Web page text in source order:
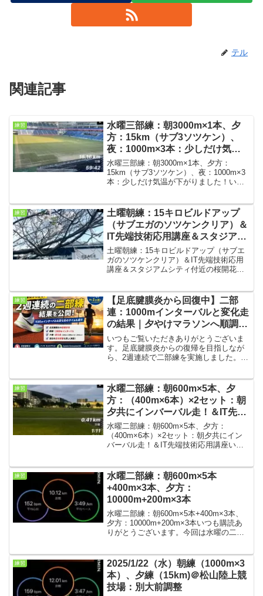
テル
関連記事
練習
水曜三部練：朝3000m×1本、夕
方：15km（サブ3ソツケン）、
夜：1000m×3本：少しだけ気温
が下がりました！
水曜三部練：朝3000m×1本、夕方：
15km（サブ3ソツケン）、夜：1000m×3
本：少しだけ気温が下がりました！いつ
練習会を連チャン。10月に入っても日中
はまだま...
練習
土曜朝練：15キロビルドアップ
（サブエガのソツケンクリア）＆
IT先端技術応用講座＆スタジアム
シティ付近の桜開花🌸
土曜朝練：15キロビルドアップ（サブエ
ガのソツケンクリア）＆IT先端技術応用
講座＆スタジアムシティ付近の桜開花🌸
ロだったのでサブエガのソツケンをして
クリアしました。朝...
練習
【足底腱膜炎から回復中】二部
連：1000mインターバルと変化走
の結果｜夕やけマラソンへ順調に
回復中
いつもご覧いただきありがとうございま
す。足底腱膜炎からの復帰を目指しなが
ら、2週連続で二部練を実施しました。今
メニューの内容翌日の足の状態について
紹介します。同じよ...
練習
水曜二部練：朝600m×5本、夕
方：（400m×6本）×2セット：朝
夕共にインバーバル走！＆IT先端
技術応用講座
水曜二部練：朝600m×5本、夕方：
（400m×6本）×2セット：朝夕共にイン
バーバル走！＆IT先端技術応用講座いつ
は曇り。若干、気温は下がってきたよう
な。朝練条件・気...
練習
水曜二部練：朝600m×5本
+400m×3本、夕方：
10000m+200m×3本
水曜二部練：朝600m×5本+400m×3本、
夕方：10000m+200m×3本いつも購読あ
りがとうございます。今回は水曜の二部
ず。朝練条件・気温20℃、曇り時々小
雨、7...
練習
2025/1/22（水）朝練（1000m×3
本）、夕練（15km)＠松山陸上競
技場：別大前調整